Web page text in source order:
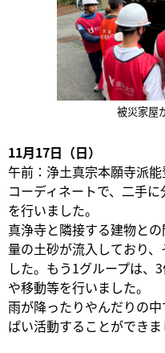
被災家屋
11月17日（日）
午前：浄土真宗本願寺派
コーディネートで、二手
を行いました。
真浄寺と隣接する建物と
量の土砂が流入しており
した。もう1グループは、
や移動等を行いました。
雨が降ったりやんだりの
ぱい活動することができま